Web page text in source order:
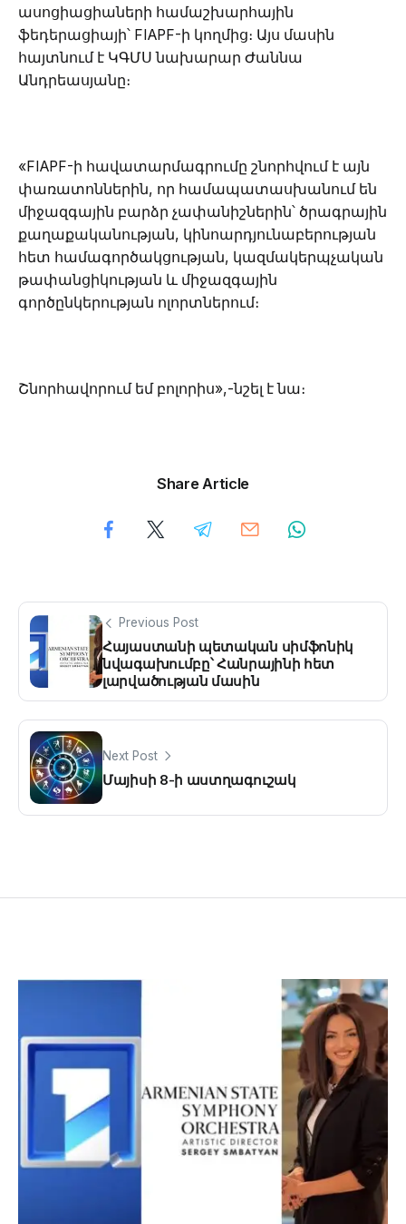
ասոցիացիաների համաշխարհային
ֆեդերացիայի՝ FIAPF-ի կողմից։ Այս մասին
հայտնում է ԿԳՄՍ նախարար Ժաննա
Անդրեասյանը։
«FIAPF-ի հավատարմագրումը շնորհվում է այն
փառատոններին, որ համապատասխանում են
միջազգային բարձր չափանիշներին՝ ծրագրային
քաղաքականության, կինոարդյունաբերության
հետ համագործակցության, կազմակերպչական
թափանցիկության և միջազգային
գործընկերության ոլորտներում։
Շնորհավորում եմ բոլորիս»,-նշել է նա։
Share Article
Previous Post
Հայաստանի պետական սիմֆոնիկ
նվագախումբը՝ Հանրայինի հետ
լարվածության մասին
Next Post
Մայիսի 8-ի աստղագուշակ